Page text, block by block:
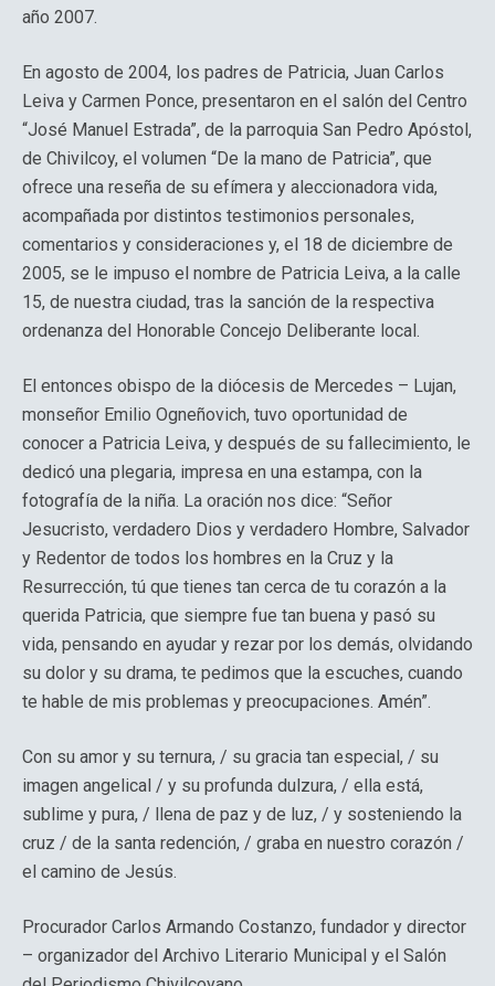
año 2007.
En agosto de 2004, los padres de Patricia, Juan Carlos
Leiva y Carmen Ponce, presentaron en el salón del Centro
“José Manuel Estrada”, de la parroquia San Pedro Apóstol,
de Chivilcoy, el volumen “De la mano de Patricia”, que
ofrece una reseña de su efímera y aleccionadora vida,
acompañada por distintos testimonios personales,
comentarios y consideraciones y, el 18 de diciembre de
2005, se le impuso el nombre de Patricia Leiva, a la calle
15, de nuestra ciudad, tras la sanción de la respectiva
ordenanza del Honorable Concejo Deliberante local.
El entonces obispo de la diócesis de Mercedes – Lujan,
monseñor Emilio Ogneñovich, tuvo oportunidad de
conocer a Patricia Leiva, y después de su fallecimiento, le
dedicó una plegaria, impresa en una estampa, con la
fotografía de la niña. La oración nos dice: “Señor
Jesucristo, verdadero Dios y verdadero Hombre, Salvador
y Redentor de todos los hombres en la Cruz y la
Resurrección, tú que tienes tan cerca de tu corazón a la
querida Patricia, que siempre fue tan buena y pasó su
vida, pensando en ayudar y rezar por los demás, olvidando
su dolor y su drama, te pedimos que la escuches, cuando
te hable de mis problemas y preocupaciones. Amén”.
Con su amor y su ternura, / su gracia tan especial, / su
imagen angelical / y su profunda dulzura, / ella está,
sublime y pura, / llena de paz y de luz, / y sosteniendo la
cruz / de la santa redención, / graba en nuestro corazón /
el camino de Jesús.
Procurador Carlos Armando Costanzo, fundador y director
– organizador del Archivo Literario Municipal y el Salón